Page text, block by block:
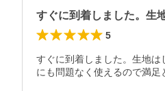
すぐに到着しました。生
5
すぐに到着しました。生地
にも問題なく使えるので満足